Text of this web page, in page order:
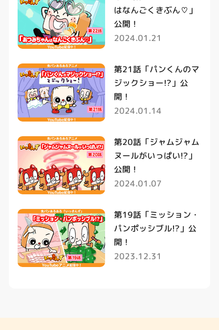
はなんごくきぶん♡」
公開！
2024.01.21
第21話「パンくんのマ
ジックショー!?」公
開！
2024.01.14
第20話「ジャムジャム
ヌールがいっぱい!?」
公開！
2024.01.07
第19話「ミッション・
パンポッシブル!?」公
開！
2023.12.31